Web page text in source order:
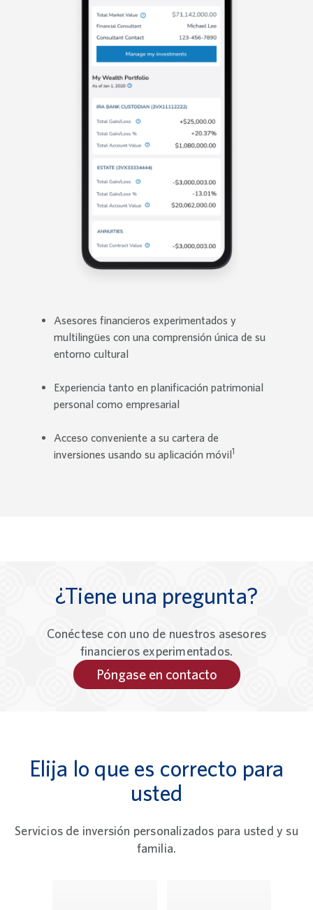
Asesores financieros experimentados y
multilingües con una comprensión única de su
entorno cultural
Experiencia tanto en planificación patrimonial
personal como empresarial
Acceso conveniente a su cartera de
inversiones usando su aplicación móvil1
¿Tiene una pregunta?
Conéctese con uno de nuestros asesores
financieros experimentados.
Póngase en contacto
Elija lo que es correcto para
usted
Servicios de inversión personalizados para usted y su
familia.